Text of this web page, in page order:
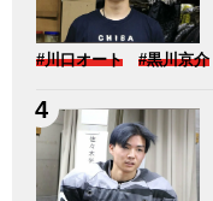
#川口オート #黒川京介